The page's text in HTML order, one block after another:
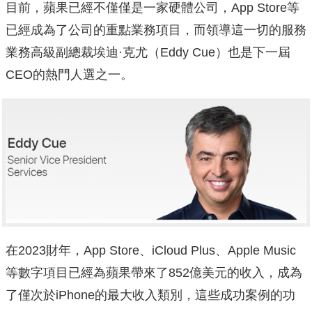
目前，蘋果已經不僅僅是一家硬體公司，App Store等
已經成為了公司的重點業務項目，而領導這一切的服務
業務高級副總裁埃迪·克尤（Eddy Cue）也是下一屆
CEO的熱門人選之一。
在2023財年，App Store、iCloud Plus、Apple Music
等數字項目已經為蘋果帶來了852億美元的收入，成為
了僅次於iPhone的最大收入類別，這些成功案例的功